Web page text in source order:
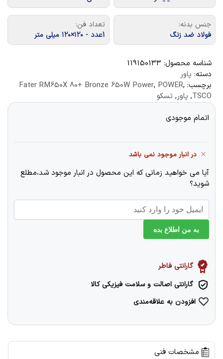
جنس بدنه:
فولاد ضد زنگ
تعداد فن:
1عدد - ۱۲۰×۱۲۰ میلی متر
شناسه محصول: 119150133
دسته: پاور
برچسب:
Fater RM650X 80+ Bronze 650W Power, POWER,
TSCO
, پاور, تسکو
اتمام موجودی
در انبار موجود نمی باشد
آیا می خواهید زمانی که این محصول در انبار موجود شد،مطلع
شوید؟
به من اطلاع بده
گارانتی فاطر
گارانتی اصالت و سلامت فیزیکی کالا
افزودن به علاقه‌مندی
مشخصات فنی